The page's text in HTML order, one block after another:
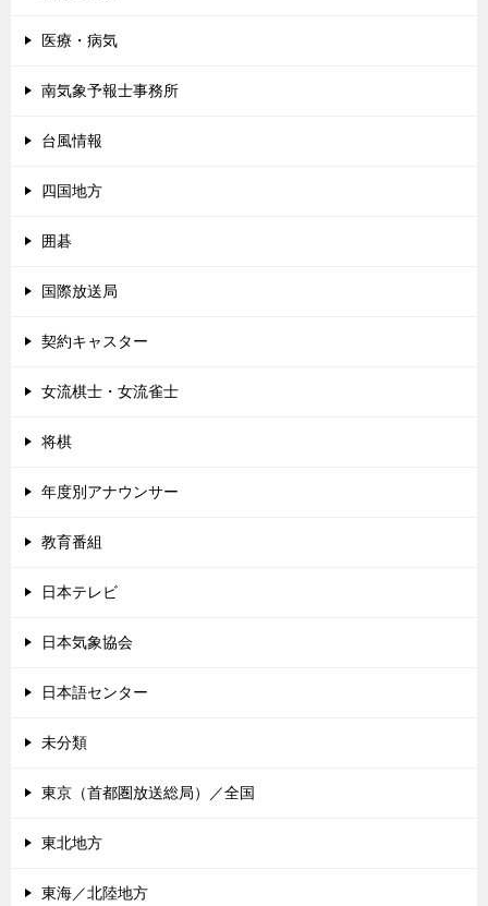
医療・病気
南気象予報士事務所
台風情報
四国地方
囲碁
国際放送局
契約キャスター
女流棋士・女流雀士
将棋
年度別アナウンサー
教育番組
日本テレビ
日本気象協会
日本語センター
未分類
東京（首都圏放送総局）／全国
東北地方
東海／北陸地方